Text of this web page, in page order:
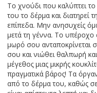
Το χνούδι που καλύπτει
του το δέρμα και διατηρεί
επίπεδα. Μην ανησυχείς
μετά τη γέννα. Το υπέροχο
μωρό σου ανταποκρίνεται
σου και νιώθει θαλπωρή
μέγεθος μιας μικρής
πραγματικά βάρος! Τα
από το δέρμα του, καθώς